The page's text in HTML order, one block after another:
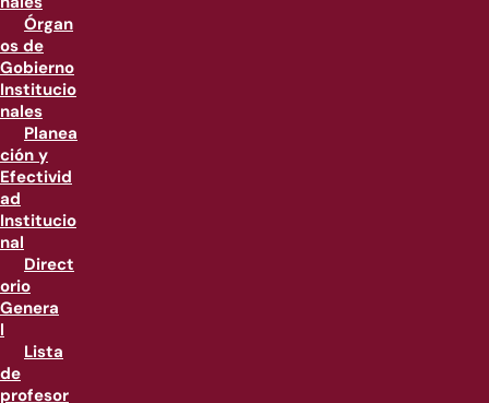
Órgan
os de
Gobierno
Institucio
nales
Planea
ción y
Efectivid
ad
Institucio
nal
Direct
orio
Genera
l
Lista
de
profesor